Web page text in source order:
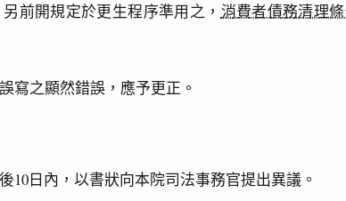
前開規定於更生程序準用之， 消費者債務清理
寫之顯然錯誤，應予更正。
10日內，以書狀向本院司法事務官提出異議。